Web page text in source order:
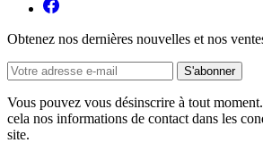
Obtenez nos dernières nouvelles et nos
Vous pouvez vous désinscrire à tout
cela nos informations de contact dans les
site.